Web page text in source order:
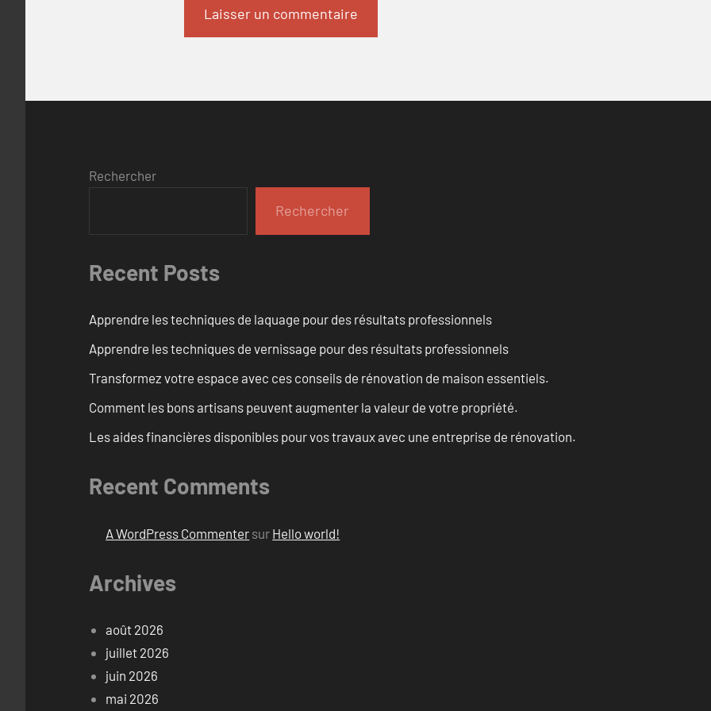
Rechercher
Rechercher
Recent Posts
Apprendre les techniques de laquage pour des résultats professionnels
Apprendre les techniques de vernissage pour des résultats professionnels
Transformez votre espace avec ces conseils de rénovation de maison essentiels.
Comment les bons artisans peuvent augmenter la valeur de votre propriété.
Les aides financières disponibles pour vos travaux avec une entreprise de rénovation.
Recent Comments
A WordPress Commenter sur Hello world!
Archives
août 2026
juillet 2026
juin 2026
mai 2026